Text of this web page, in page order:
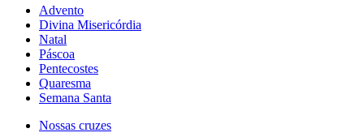
Advento
Divina Misericórdia
Natal
Páscoa
Pentecostes
Quaresma
Semana Santa
Nossas cruzes